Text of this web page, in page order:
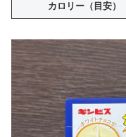
カロリー（目安）